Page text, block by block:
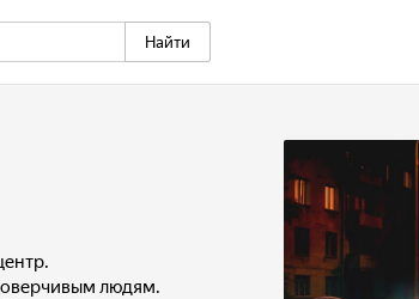
Найти
людям.